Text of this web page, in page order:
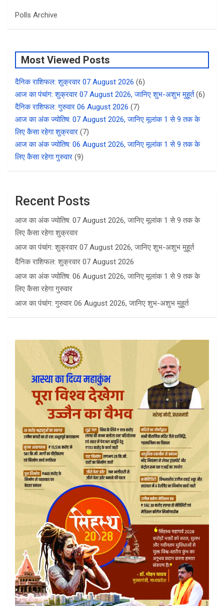
Polls Archive
Most Viewed Posts
दैनिक राशिफल: शुक्रवार 07 August 2026 (6)
आज का पंचांग: शुक्रवार 07 August 2026, जानिए शुभ-अशुभ मुहूर्त (6)
दैनिक राशिफल: गुरुवार 06 August 2026 (7)
आज का अंक ज्योतिष: 07 August 2026, जानिए मूलांक 1 से 9 तक के
लिए कैसा रहेगा शुक्रवार (7)
आज का अंक ज्योतिष: 06 August 2026, जानिए मूलांक 1 से 9 तक के
लिए कैसा रहेगा गुरुवार (9)
Recent Posts
आज का अंक ज्योतिष: 07 August 2026, जानिए मूलांक 1 से 9 तक के
लिए कैसा रहेगा शुक्रवार
आज का पंचांग: शुक्रवार 07 August 2026, जानिए शुभ-अशुभ मुहूर्त
दैनिक राशिफल: शुक्रवार 07 August 2026
आज का अंक ज्योतिष: 06 August 2026, जानिए मूलांक 1 से 9 तक के
लिए कैसा रहेगा गुरुवार
आज का पंचांग: गुरुवार 06 August 2026, जानिए शुभ-अशुभ मुहूर्त